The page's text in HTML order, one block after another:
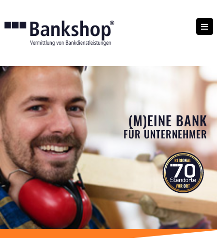
(M)EINE BANK
FÜR UNTERNEHMER